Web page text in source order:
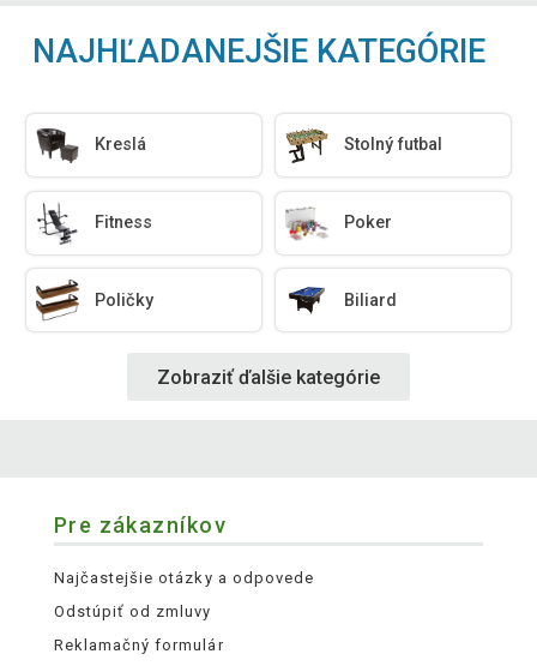
NAJHĽADANEJŠIE KATEGÓRIE
Kreslá Stolný futbal
Fitness Poker
Poličky Biliard
Zobraziť ďalšie kategórie
Pre zákazníkov
Najčastejšie otázky a odpovede
Odstúpiť od zmluvy
Reklamačný formulár